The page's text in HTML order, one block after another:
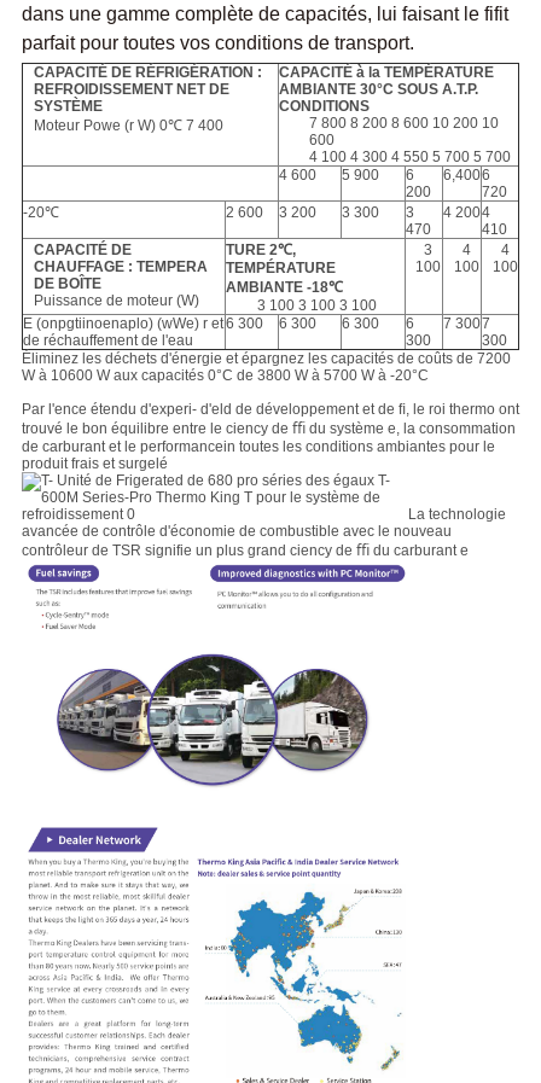
dans une gamme complète de capacités, lui faisant le fifit
parfait pour toutes vos conditions de transport.
CAPACITÉ DE RÉFRIGÉRATION :
REFROIDISSEMENT NET DE
SYSTÈME
Moteur Powe (r W) 0℃ 7 400
CAPACITÉ à la TEMPÉRATURE
AMBIANTE 30°C SOUS A.T.P.
CONDITIONS
7 800 8 200 8 600 10 200 10
600
4 100 4 300 4 550 5 700 5 700
4 600
5 900
6
200
6,4006
720
-20℃
2 600 3 200 3 300
3
470
4 2004
410
CAPACITÉ DE
CHAUFFAGE : TEMPERA
DE BOÎTE
Puissance de moteur (W)
TURE 2℃,
TEMPÉRATURE
AMBIANTE -18℃
3 100 3 100 3 100
3
100
4
100
4
100
E (onpgtiinoenaplo) (wWe) r et
de réchauffement de l'eau
6 300 6 300 6 300
6
300
7 3007
300
Éliminez les déchets d'énergie et épargnez les capacités de coûts de 7200
W à 10600 W aux capacités 0°C de 3800 W à 5700 W à -20°C
Par l'ence étendu d'experi- d'eld de développement et de ﬁ, le roi thermo ont
trouvé le bon équilibre entre le ciency de ﬃ du système e, la consommation
de carburant et le performancein toutes les conditions ambiantes pour le
produit frais et surgelé
La technologie
avancée de contrôle d'économie de combustible avec le nouveau
contrôleur de TSR signifie un plus grand ciency de ﬃ du carburant e